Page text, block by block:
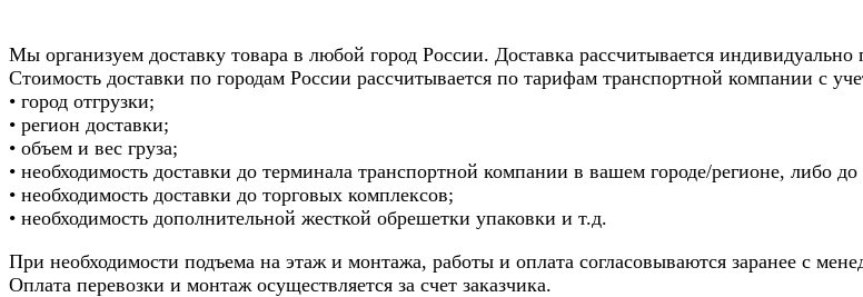
Мы организуем доставку товара в любой город России. Доставка рассчитывается
Стоимость доставки по городам России рассчитывается по тарифам транспортной компании с
• город отгрузки;
• регион доставки;
• объем и вес груза;
• необходимость доставки до терминала транспортной компании в вашем городе/регионе, либо до
• необходимость доставки до торговых комплексов;
• необходимость дополнительной жесткой обрешетки упаковки и т.д.
При необходимости подъема на этаж и монтажа, работы и оплата согласовываются заранее с
Оплата перевозки и монтаж осуществляется за счет заказчика.